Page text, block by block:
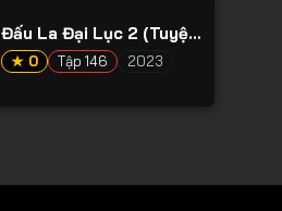
Đấu La Đại Lục 2 (Tuyệt
Thế Đường Môn)
★ 0 Tập 146 2023